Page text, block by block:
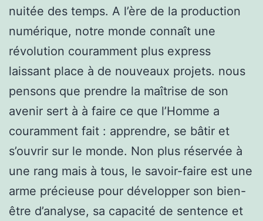
nuitée des temps. A l’ère de la production
numérique, notre monde connaît une
révolution couramment plus express
laissant place à de nouveaux projets. nous
pensons que prendre la maîtrise de son
avenir sert à à faire ce que l’Homme a
couramment fait : apprendre, se bâtir et
s’ouvrir sur le monde. Non plus réservée à
une rang mais à tous, le savoir-faire est une
arme précieuse pour développer son bien-
être d’analyse, sa capacité de sentence et